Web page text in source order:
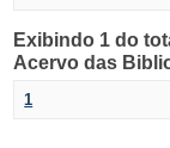
Exibindo 1 do
Acervo das
1